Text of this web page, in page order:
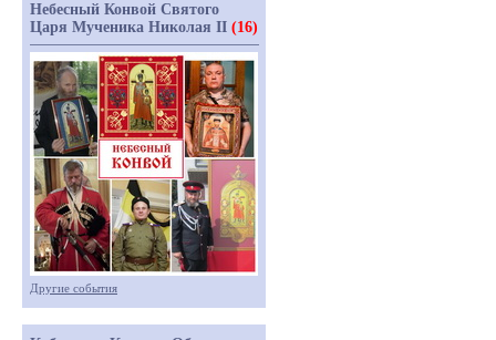
Небесный Конвой Святого
Царя Мученика Николая II (16)
Другие события